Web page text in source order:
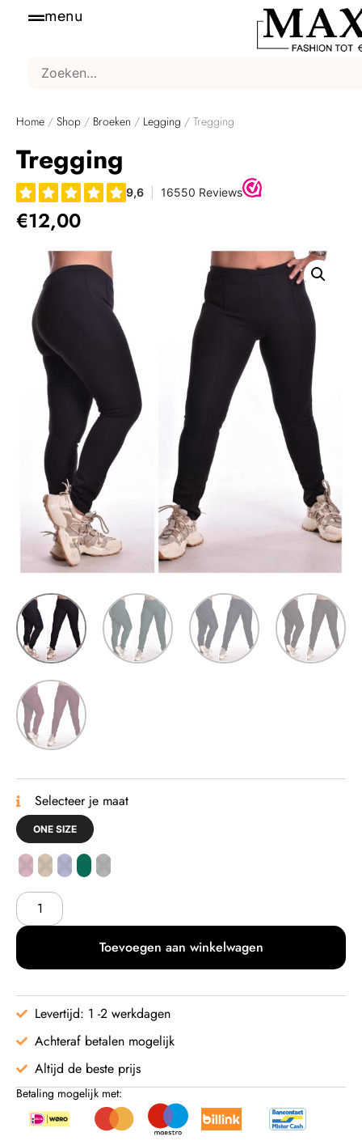
menu
Home / Shop / Broeken / Legging / Tregging
Tregging
€12,00
Selecteer je maat
ONE SIZE
Toevoegen aan winkelwagen
Levertijd: 1 -2 werkdagen
Achteraf betalen mogelijk
Altijd de beste prijs
Betaling mogelijk met: